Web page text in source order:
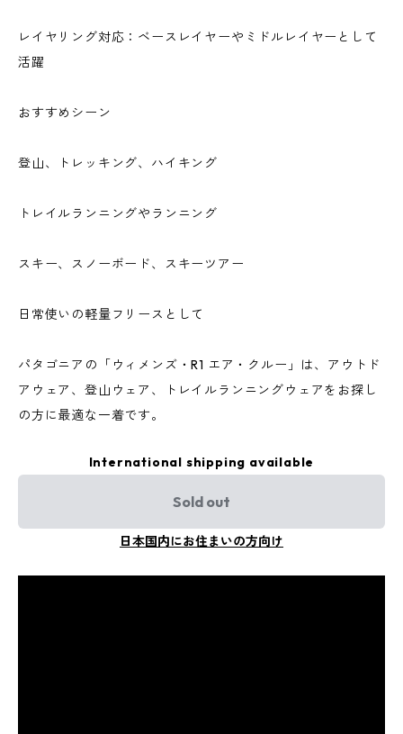
レイヤリング対応：ベースレイヤーやミドルレイヤーとして
活躍
おすすめシーン
登山、トレッキング、ハイキング
トレイルランニングやランニング
スキー、スノーボード、スキーツアー
日常使いの軽量フリースとして
パタゴニアの「ウィメンズ・R1 エア・クルー」は、アウトド
アウェア、登山ウェア、トレイルランニングウェアをお探し
の方に最適な一着です。
International shipping available
Sold out
日本国内にお住まいの方向け